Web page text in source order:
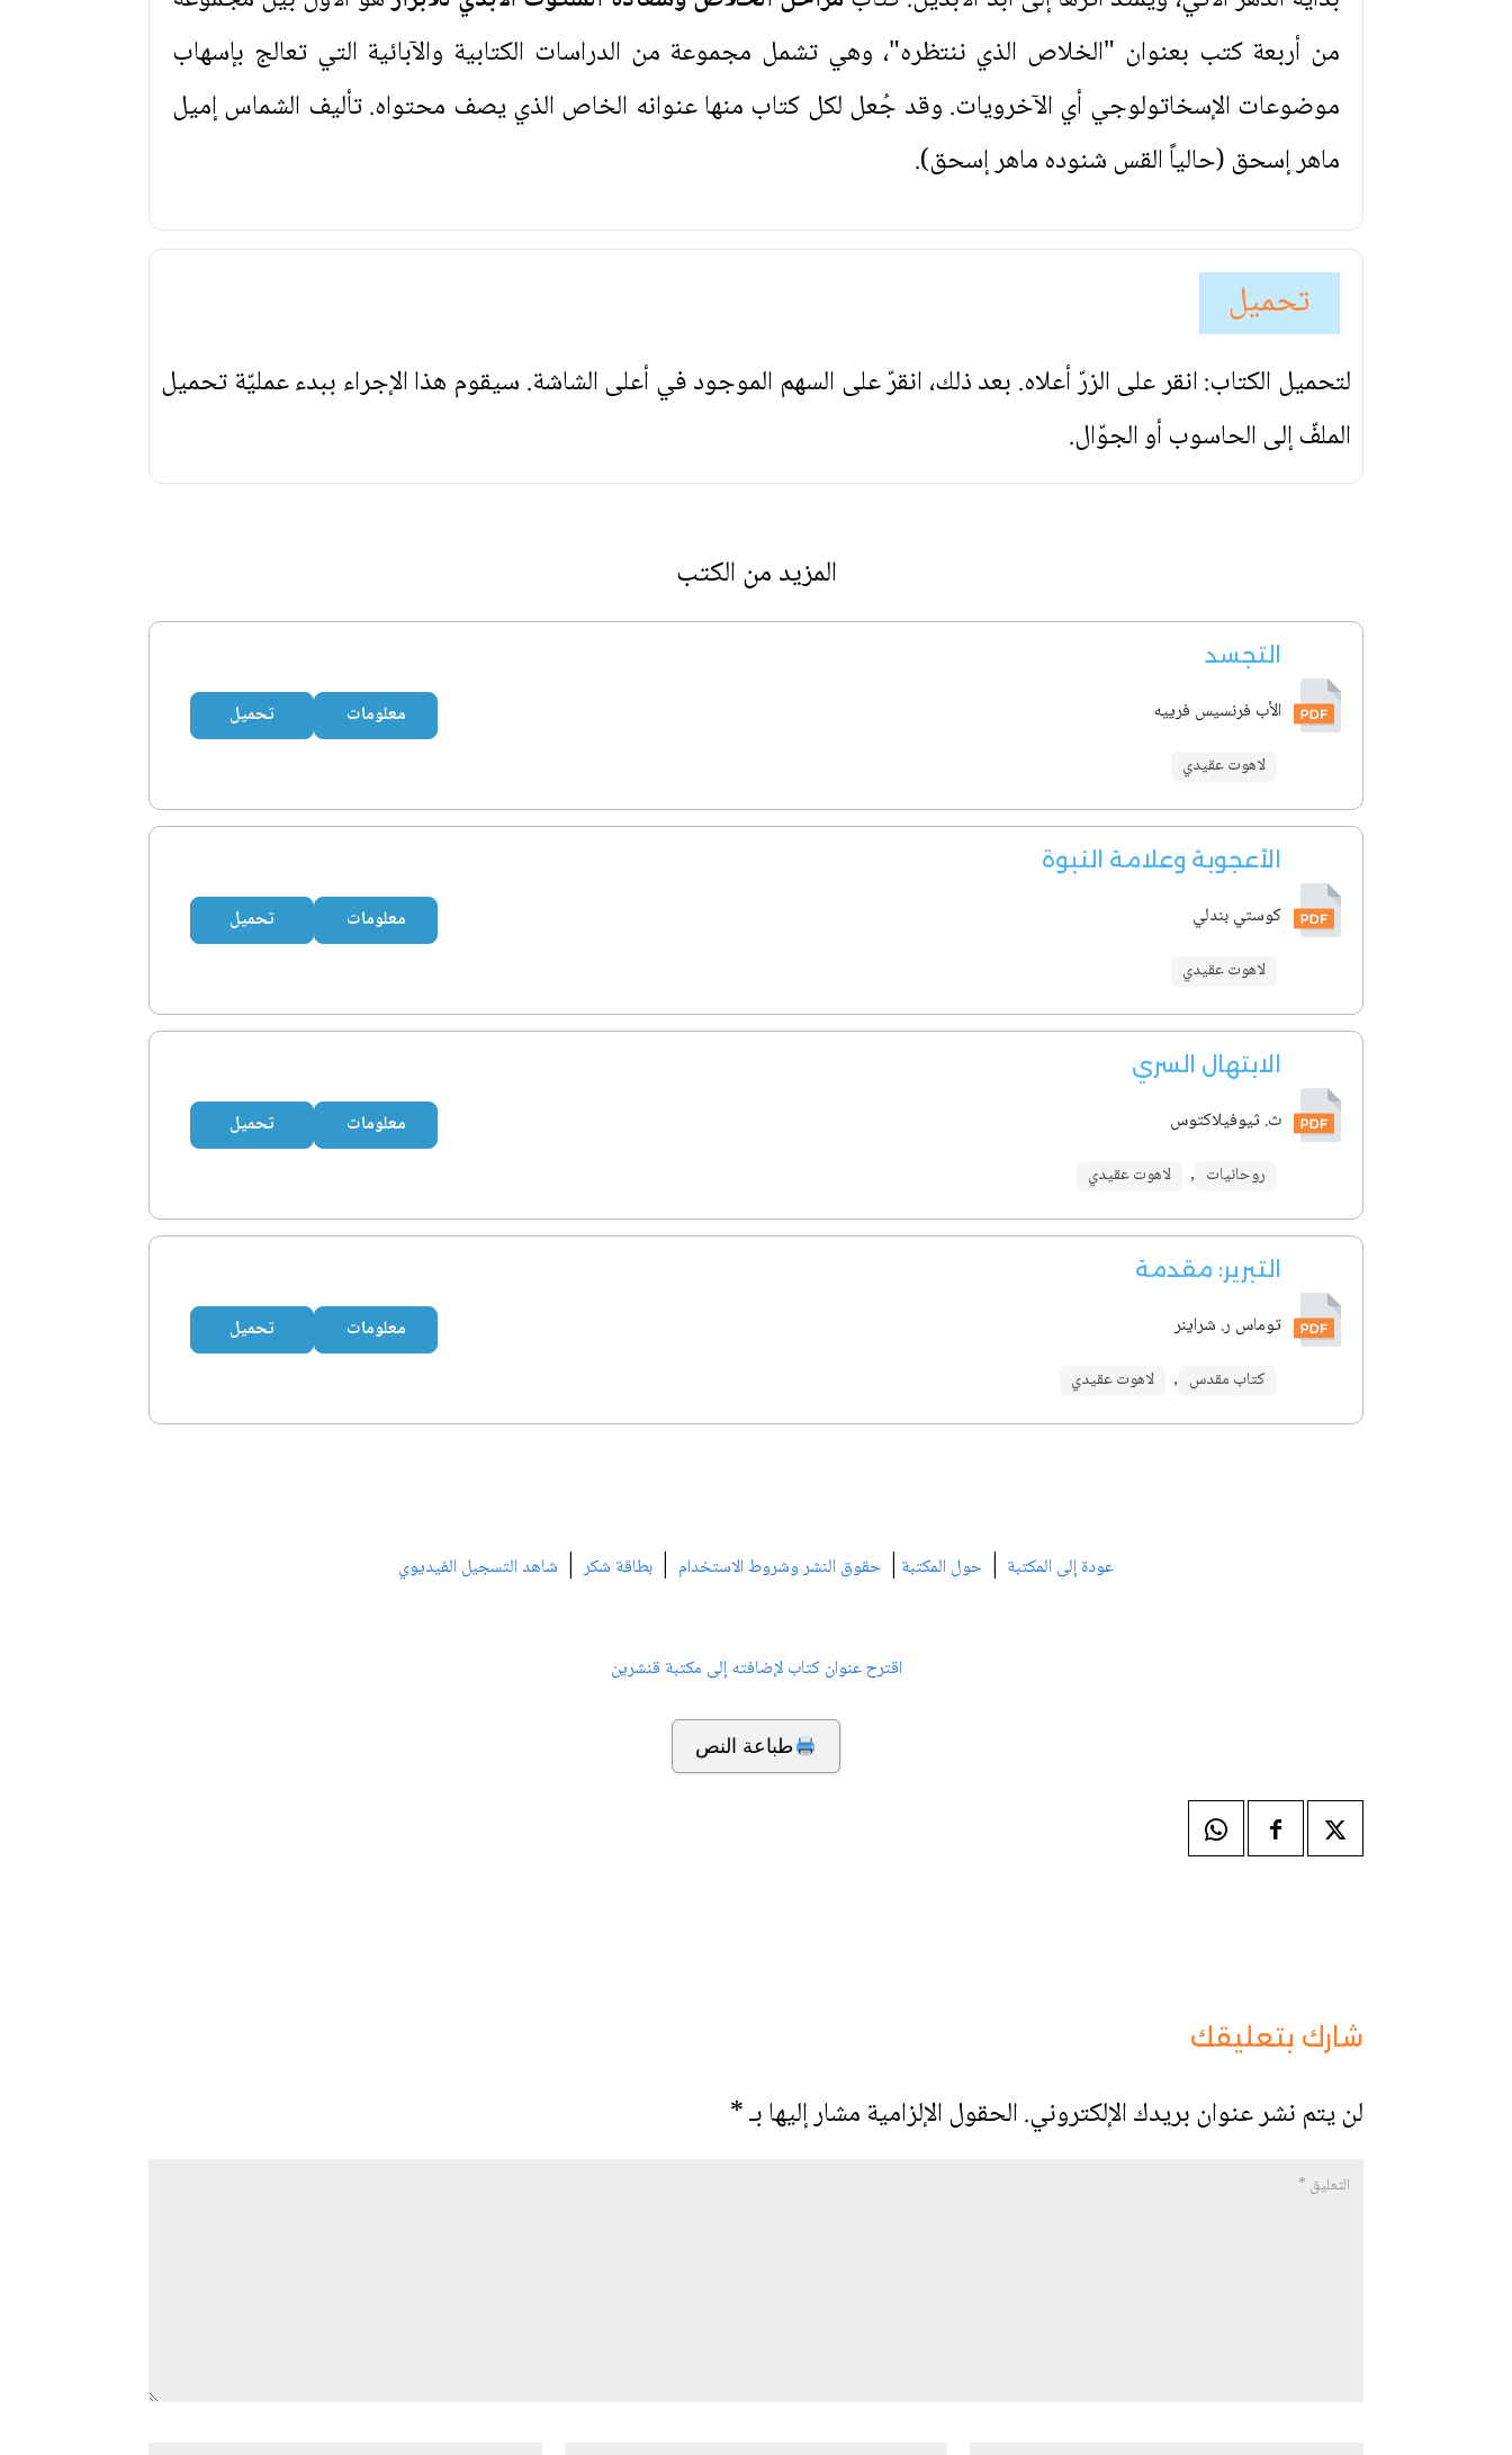
من أربعة كتب بعنوان "الخلاص الذي ننتظره"، وهي تشمل مجموعة من الدراسات الكتابية والآبائية التي تعالج بإسهاب
موضوعات الإسخاتولوجي أي الآخرويات. وقد جُعل لكل كتاب منها عنوانه الخاص الذي يصف محتواه. تأليف الشماس إميل
ماهر إسحق (حالياً القس شنوده ماهر إسحق).
تحميل
لتحميل الكتاب: انقر على الزرّ أعلاه. بعد ذلك، انقرّ على السهم الموجود في أعلى الشاشة. سيقوم هذا الإجراء ببدء عمليّة تحميل
الملفّ إلى الحاسوب أو الجوّال.
المزيد من الكتب
التجسد
الأب فرنسيس فرييه
لاهوت عقيدي
معلومات تحميل
الأعجوبة وعلامة النبوة
كوستي بندلي
لاهوت عقيدي
معلومات تحميل
الابتهال السري
ث. ثيوفيلاكتوس
روحانيات , لاهوت عقيدي
معلومات تحميل
التبرير: مقدمة
توماس ر. شراينر
كتاب مقدس , لاهوت عقيدي
معلومات تحميل
عودة إلى المكتبة | حول المكتبة | حقوق النشر وشروط الاستخدام | بطاقة شكر| شاهد التسجيل الفيديوي
اقترح عنوان كتاب لإضافته إلى مكتبة قنشرين
طباعة النص
شارك بتعليقك
لن يتم نشر عنوان بريدك الإلكتروني.الحقول الإلزامية مشار إليها بـ*